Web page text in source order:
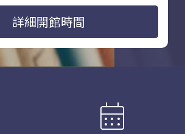
詳細開館時間
calendar_month